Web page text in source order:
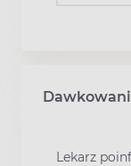
Lekarz